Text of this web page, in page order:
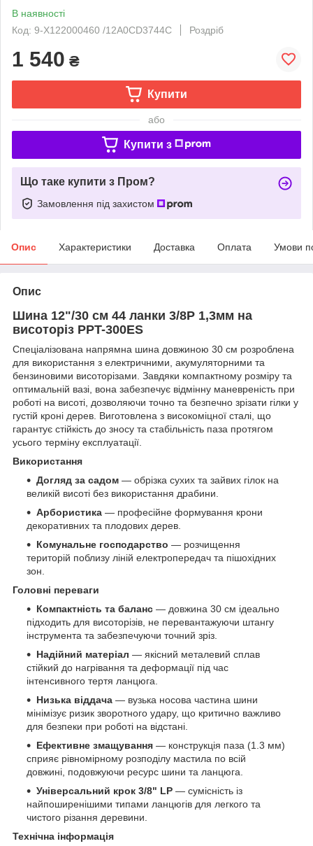
В наявності
Код: 9-X122000460 /12A0CD3744C
Роздріб
1 540 ₴
Купити
або
Купити з
Що таке купити з Пром?
Замовлення під захистом
Опис Характеристики Доставка Оплата Умови
Опис
Шина 12"/30 см 44 ланки 3/8Р 1,3мм на
висоторіз PPT-300ES
Спеціалізована напрямна шина довжиною 30 см розроблена
для використання з електричними, акумуляторними та
бензиновими висоторізами. Завдяки компактному розміру та
оптимальній вазі, вона забезпечує відмінну маневреність при
роботі на висоті, дозволяючи точно та безпечно зрізати гілки у
густій кроні дерев. Виготовлена з високоміцної сталі, що
гарантує стійкість до зносу та стабільність паза протягом
усього терміну експлуатації.
Використання
Догляд за садом — обрізка сухих та зайвих гілок на
великій висоті без використання драбини.
Арбористика — професійне формування крони
декоративних та плодових дерев.
Комунальне господарство — розчищення
територій поблизу ліній електропередач та пішохідних
зон.
Головні переваги
Компактність та баланс — довжина 30 см ідеально
підходить для висоторізів, не перевантажуючи штангу
інструмента та забезпечуючи точний зріз.
Надійний матеріал — якісний металевий сплав
стійкий до нагрівання та деформації під час
інтенсивного тертя ланцюга.
Низька віддача — вузька носова частина шини
мінімізує ризик зворотного удару, що критично важливо
для безпеки при роботі на відстані.
Ефективне змащування — конструкція паза (1.3 мм)
сприяє рівномірному розподілу мастила по всій
довжині, подовжуючи ресурс шини та ланцюга.
Універсальний крок 3/8" LP — сумісність із
найпоширенішими типами ланцюгів для легкого та
чистого різання деревини.
Технічна інформація